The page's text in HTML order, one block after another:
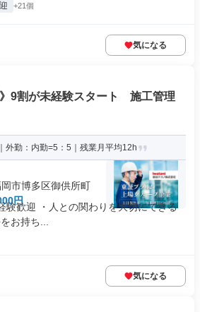
+21個
気になる
》9割が未経験スタート 施工管理
外勤：内勤=5：5｜残業月平均12h
市博多区御供所町
円
験歓迎 ・人との関わりを大切にできる
お持ち...
気になる